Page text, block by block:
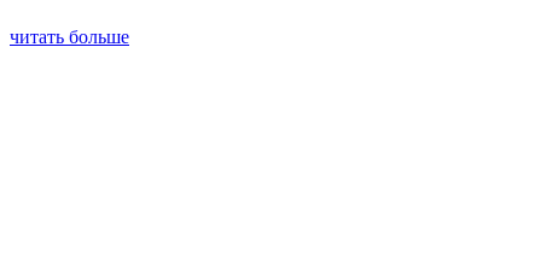
читать больше